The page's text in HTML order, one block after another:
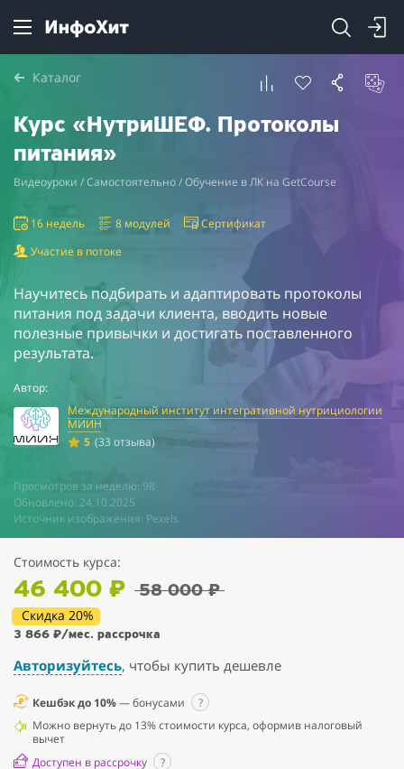
Каталог
Курс «НутриШЕФ. Протоколы
питания»
Видеоуроки / Самостоятельно / Обучение в ЛК на GetCourse
16 недель 8 модулей
Сертификат
Участие в потоке
Научитесь подбирать и адаптировать протоколы
питания под задачи клиента, вводить новые
полезные привычки и достигать поставленного
результата.
Автор:
Международный институт интегративной нутрициологии
МИИН
5 (33 отзыва)
Просмотров за неделю: 98
Обновлено: 24.10.2025
Источник изображения: Pexels
Стоимость курса:
46 400 ₽ 58 000 ₽
Скидка 20%
3 866 ₽/мес. рассрочка
Авторизуйтесь, чтобы купить дешевле
Кешбэк до 10%— бонусами
?
Можно вернуть до 13% стоимости курса, оформив налоговый
вычет
Доступен в рассрочку
?